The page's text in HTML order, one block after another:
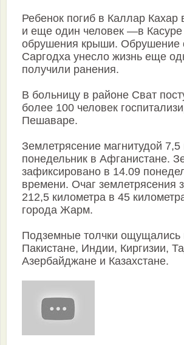
Ребенок погиб в Каллар
и еще один человек —в Касуре
обрушения крыши. Обрушение
Саргодха унесло жизнь еще
получили ранения.
В больницу в районе Сват
более 100 человек
Пешаваре.
Землетрясение магнитудой
понедельник в Афганистане.
зафиксировано в 14.09
времени. Очаг землетрясения
212,5 километра в 45
города Жарм.
Подземные толчки ощущались
Пакистане, Индии, Киргизии,
Азербайджане и Казахстане.